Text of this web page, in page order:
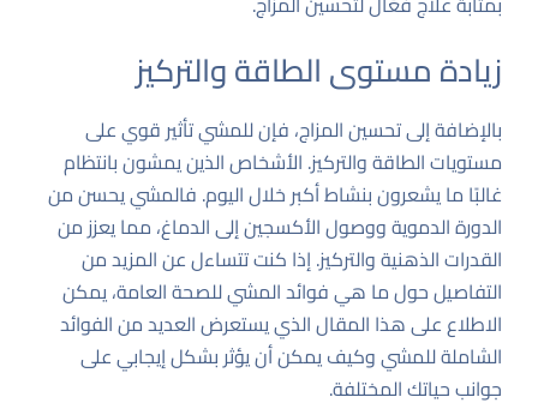
زيادة مستوى الطاقة والتركيز
بالإضافة إلى تحسين المزاج، فإن للمشي تأثير قوي على
مستويات الطاقة والتركيز. الأشخاص الذين يمشون بانتظام
غالبًا ما يشعرون بنشاط أكبر خلال اليوم. فالمشي يحسن من
الدورة الدموية ووصول الأكسجين إلى الدماغ، مما يعزز من
القدرات الذهنية والتركيز. إذا كنت تتساءل عن المزيد من
التفاصيل حول ما هي فوائد المشي للصحة العامة، يمكن
الاطلاع علىهذا المقالالذي يستعرض العديد من الفوائد
الشاملة للمشي وكيف يمكن أن يؤثر بشكل إيجابي على
جوانب حياتك المختلفة.